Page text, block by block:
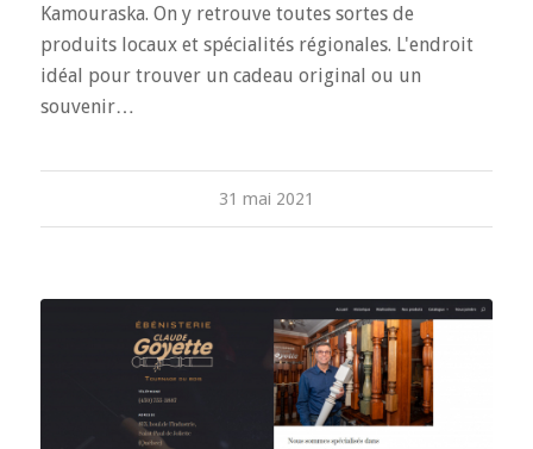
Kamouraska. On y retrouve toutes sortes de
produits locaux et spécialités régionales. L'endroit
idéal pour trouver un cadeau original ou un
souvenir…
31 mai 2021